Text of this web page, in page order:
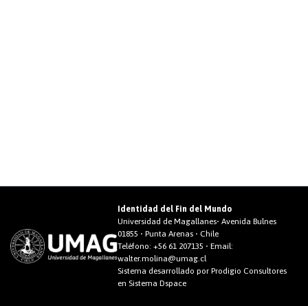
Identidad del Fin del Mundo
Universidad de Magallanes• Avenida Bulnes
01855 • Punta Arenas • Chile
Teléfono:+56 61 207135 • Email:
walter.molina@umag.cl
Sistema desarrollado por Prodigio Consultores
en Sistema Dspace